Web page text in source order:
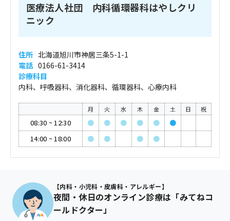
医療法人社団 内科循環器科はやしクリ
ニック
住所 北海道旭川市神居三条5-1-1
電話 0166-61-3414
診療科目
内科、呼吸器科、消化器科、循環器科、心療内科
月 火 水 木 金 土 日 祝
08:30 ~12:30 ● ● ● ● ●
●
14:00 ~18:00 ● ● ● ●
【内科・小児科・皮膚科・アレルギー】
夜間・休日のオンライン診療は「みてねコ
ールドクター」